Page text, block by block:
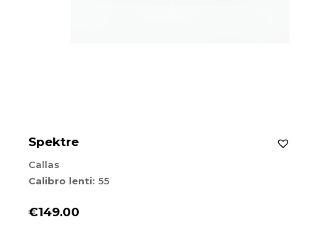
Spektre
Callas
Calibro lenti: 55
€149.00